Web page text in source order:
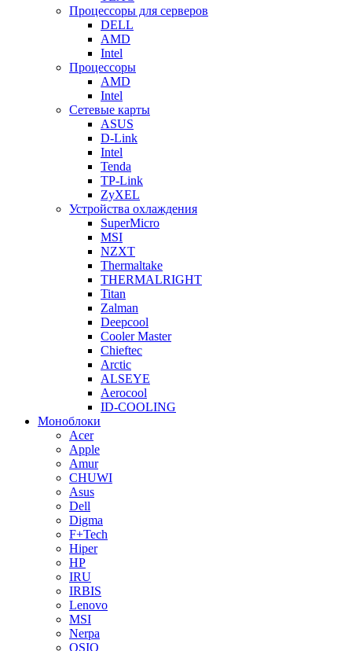
Процессоры для серверов
DELL
AMD
Intel
Процессоры
AMD
Intel
Сетевые карты
ASUS
D-Link
Intel
Tenda
TP-Link
ZyXEL
Устройства охлаждения
SuperMicro
MSI
NZXT
Thermaltake
THERMALRIGHT
Titan
Zalman
Deepcool
Cooler Master
Chieftec
Arctic
ALSEYE
Aerocool
ID-COOLING
Моноблоки
Acer
Apple
Amur
CHUWI
Asus
Dell
Digma
F+Tech
Hiper
HP
IRU
IRBIS
Lenovo
MSI
Nerpa
OSIO